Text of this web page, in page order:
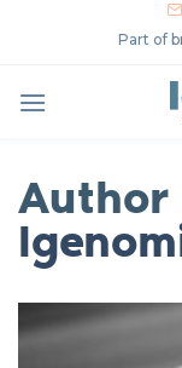
Part of
Author